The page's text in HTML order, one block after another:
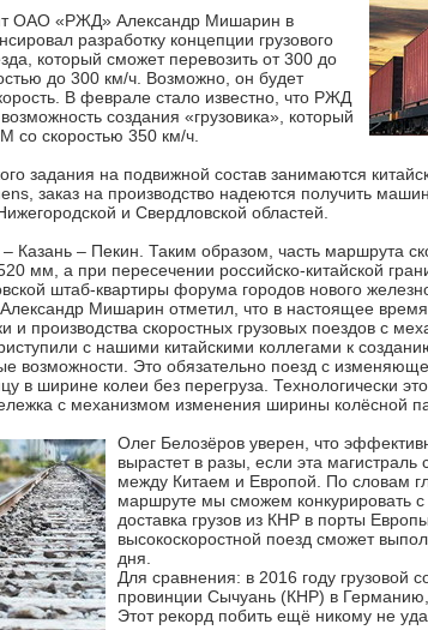
ОАО «РЖД» Александр Мишарин в
разработку концепции грузового
который сможет перевозить от 300 до
до 300 км/ч. Возможно, он будет
В феврале стало известно, что РЖД
создания «грузовика», который
со скоростью 350 км/ч.
задания на подвижной состав занимаются
заказ на производство надеются получить
и Свердловской областей.
– Пекин. Таким образом, часть маршрута
мм, а при пересечении российско-китайской
штаб-квартиры форума городов нового
Мишарин отметил, что в настоящее время
и производства скоростных грузовых поездов с
с нашими китайскими коллегами к
возможности. Это обязательно поезд с
в ширине колеи без перегруза. Технологически
с механизмом изменения ширины колёсной
Олег Белозёров уверен, что
вырастет в разы, если эта
между Китаем и Европой. По словам
маршруте мы сможем конкурировать
доставка грузов из КНР в порты
высокоскоростной поезд сможет
дня.
Для сравнения: в 2016 году грузовой
провинции Сычуань (КНР) в Германию,
Этот рекорд побить ещё никому не